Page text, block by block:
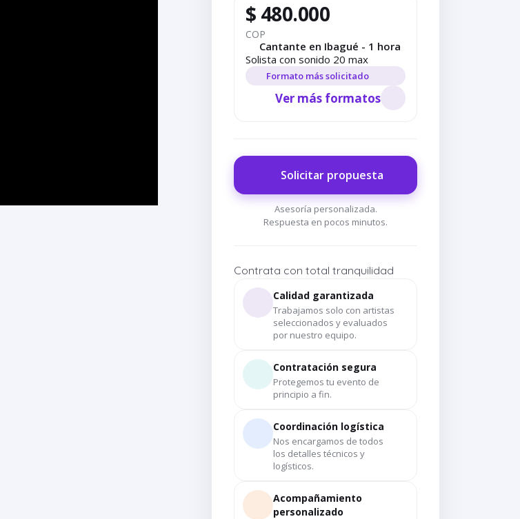
$ 480.000
COP
Cantante en Ibagué - 1 hora
Solista con sonido 20 max
Formato más solicitado
Ver más formatos
Solicitar propuesta
Asesoría personalizada.
Respuesta en pocos minutos.
Contrata con total tranquilidad
Calidad garantizada
Trabajamos solo con artistas
seleccionados y evaluados
por nuestro equipo.
Contratación segura
Protegemos tu evento de
principio a fin.
Coordinación logística
Nos encargamos de todos
los detalles técnicos y
logísticos.
Acompañamiento
personalizado